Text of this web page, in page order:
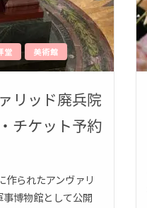
堂 美術館
リッド廃兵院
チケット予約
作られたアンヴァリ
博物館として公開